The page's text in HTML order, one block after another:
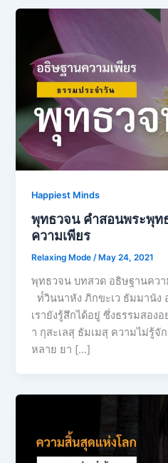
Happiest Minds
พุทธวจน คําสอนพระพุท
ความเพียร
Relaxing Mode/ May 24, 2021
พุทธวจน บทสวด อธิษฐานคว
ท๎วินนาหัง ภิกขะเว ธัมมานั
เรายังรู้สึกได้อยู่ ซึ่งธรรมสอง
า กุสะเลสุ ธัมเมสุ ความไม่รู้
หลาย ยา […]